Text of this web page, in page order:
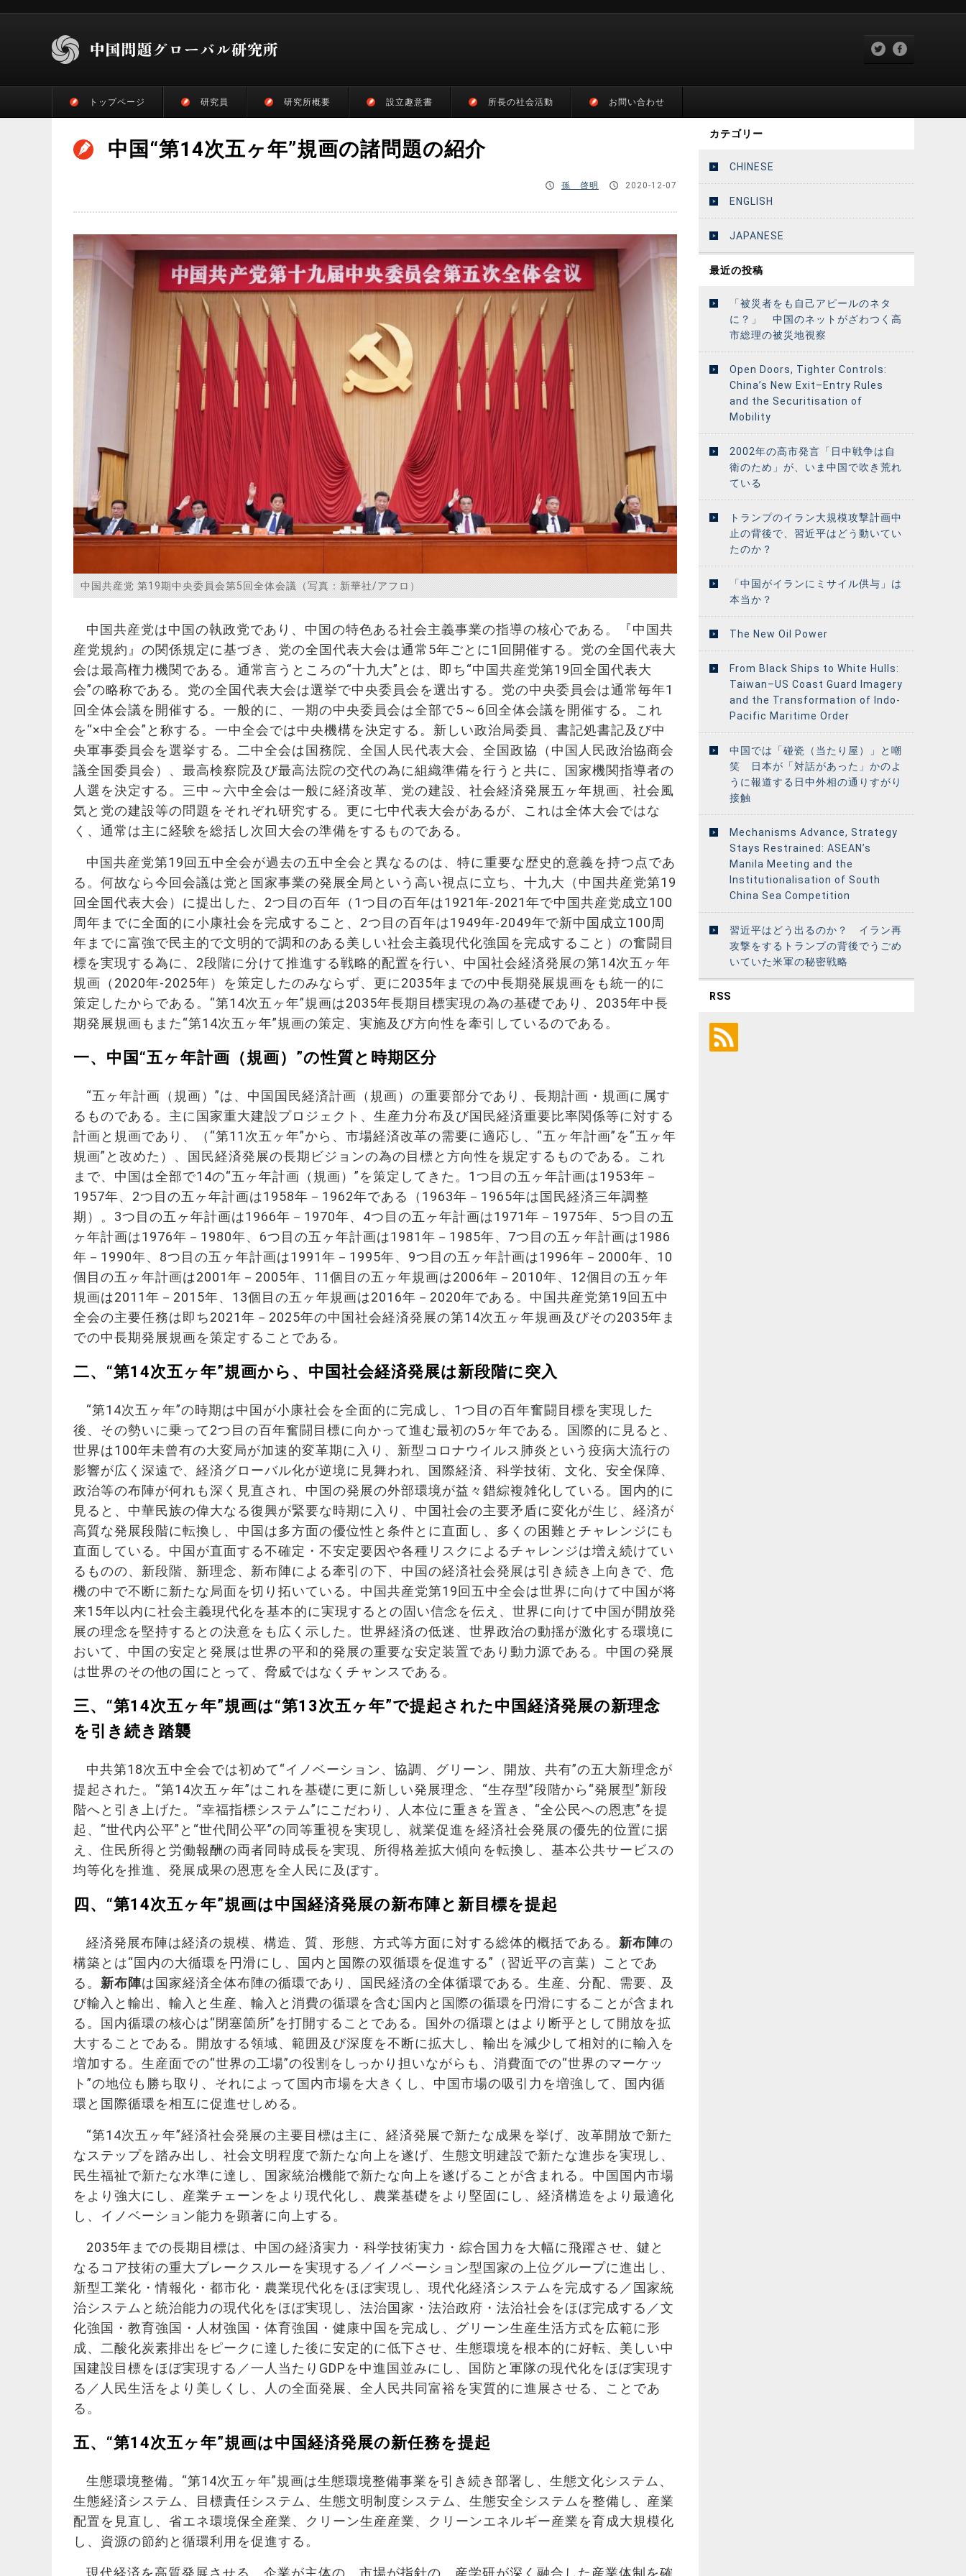
トップページ 研究員 研究所概要 設立趣意書 所長の社会活動 お問い合わせ
中国“第14次五ヶ年”規画の諸問題の紹介
孫 啓明 2020-12-07
中国共産党 第19期中央委員会第5回全体会議（写真：新華社/アフロ）
中国共産党は中国の執政党であり、中国の特色ある社会主義事業の指導の核心である。『中国共
産党規約』の関係規定に基づき、党の全国代表大会は通常5年ごとに1回開催する。党の全国代表大
会は最高権力機関である。通常言うところの“十九大”とは、即ち“中国共産党第19回全国代表大
会”の略称である。党の全国代表大会は選挙で中央委員会を選出する。党の中央委員会は通常毎年1
回全体会議を開催する。一般的に、一期の中央委員会は全部で5～6回全体会議を開催する。これ
を“×中全会”と称する。一中全会では中央機構を決定する。新しい政治局委員、書記処書記及び中
央軍事委員会を選挙する。二中全会は国務院、全国人民代表大会、全国政協（中国人民政治協商会
議全国委員会）、最高検察院及び最高法院の交代の為に組織準備を行うと共に、国家機関指導者の
人選を決定する。三中～六中全会は一般に経済改革、党の建設、社会経済発展五ヶ年規画、社会風
気と党の建設等の問題をそれぞれ研究する。更に七中代表大会があるが、これは全体大会ではな
く、通常は主に経験を総括し次回大会の準備をするものである。
中国共産党第19回五中全会が過去の五中全会と異なるのは、特に重要な歴史的意義を持つ点であ
る。何故なら今回会議は党と国家事業の発展全局という高い視点に立ち、十九大（中国共産党第19
回全国代表大会）に提出した、2つ目の百年（1つ目の百年は1921年-2021年で中国共産党成立100
周年までに全面的に小康社会を完成すること、2つ目の百年は1949年-2049年で新中国成立100周
年までに富強で民主的で文明的で調和のある美しい社会主義現代化強国を完成すること）の奮闘目
標を実現する為に、2段階に分けて推進する戦略的配置を行い、中国社会経済発展の第14次五ヶ年
規画（2020年-2025年）を策定したのみならず、更に2035年までの中長期発展規画をも統一的に
策定したからである。“第14次五ヶ年”規画は2035年長期目標実現の為の基礎であり、2035年中長
期発展規画もまた“第14次五ヶ年”規画の策定、実施及び方向性を牽引しているのである。
一、中国“五ヶ年計画（規画）”の性質と時期区分
“五ヶ年計画（規画）”は、中国国民経済計画（規画）の重要部分であり、長期計画・規画に属す
るものである。主に国家重大建設プロジェクト、生産力分布及び国民経済重要比率関係等に対する
計画と規画であり、（“第11次五ヶ年”から、市場経済改革の需要に適応し、“五ヶ年計画”を“五ヶ年
規画”と改めた）、国民経済発展の長期ビジョンの為の目標と方向性を規定するものである。これ
まで、中国は全部で14の“五ヶ年計画（規画）”を策定してきた。1つ目の五ヶ年計画は1953年－
1957年、2つ目の五ヶ年計画は1958年－1962年である（1963年－1965年は国民経済三年調整
期）。3つ目の五ヶ年計画は1966年－1970年、4つ目の五ヶ年計画は1971年－1975年、5つ目の五
ヶ年計画は1976年－1980年、6つ目の五ヶ年計画は1981年－1985年、7つ目の五ヶ年計画は1986
年－1990年、8つ目の五ヶ年計画は1991年－1995年、9つ目の五ヶ年計画は1996年－2000年、10
個目の五ヶ年計画は2001年－2005年、11個目の五ヶ年規画は2006年－2010年、12個目の五ヶ年
規画は2011年－2015年、13個目の五ヶ年規画は2016年－2020年である。中国共産党第19回五中
全会の主要任務は即ち2021年－2025年の中国社会経済発展の第14次五ヶ年規画及びその2035年ま
での中長期発展規画を策定することである。
二、“第14次五ヶ年”規画から、中国社会経済発展は新段階に突入
“第14次五ヶ年”の時期は中国が小康社会を全面的に完成し、1つ目の百年奮闘目標を実現した
後、その勢いに乗って2つ目の百年奮闘目標に向かって進む最初の5ヶ年である。国際的に見ると、
世界は100年未曾有の大変局が加速的変革期に入り、新型コロナウイルス肺炎という疫病大流行の
影響が広く深遠で、経済グローバル化が逆境に見舞われ、国際経済、科学技術、文化、安全保障、
政治等の布陣が何れも深く見直され、中国の発展の外部環境が益々錯綜複雑化している。国内的に
見ると、中華民族の偉大なる復興が緊要な時期に入り、中国社会の主要矛盾に変化が生じ、経済が
高質な発展段階に転換し、中国は多方面の優位性と条件とに直面し、多くの困難とチャレンジにも
直面している。中国が直面する不確定・不安定要因や各種リスクによるチャレンジは増え続けてい
るものの、新段階、新理念、新布陣による牽引の下、中国の経済社会発展は引き続き上向きで、危
機の中で不断に新たな局面を切り拓いている。中国共産党第19回五中全会は世界に向けて中国が将
来15年以内に社会主義現代化を基本的に実現するとの固い信念を伝え、世界に向けて中国が開放発
展の理念を堅持するとの決意をも広く示した。世界経済の低迷、世界政治の動揺が激化する環境に
おいて、中国の安定と発展は世界の平和的発展の重要な安定装置であり動力源である。中国の発展
は世界のその他の国にとって、脅威ではなくチャンスである。
三、“第14次五ヶ年”規画は“第13次五ヶ年”で提起された中国経済発展の新理念
を引き続き踏襲
中共第18次五中全会では初めて“イノベーション、協調、グリーン、開放、共有”の五大新理念が
提起された。“第14次五ヶ年”はこれを基礎に更に新しい発展理念、“生存型”段階から“発展型”新段
階へと引き上げた。“幸福指標システム”にこだわり、人本位に重きを置き、“全公民への恩恵”を提
起、“世代内公平”と“世代間公平”の同等重視を実現し、就業促進を経済社会発展の優先的位置に据
え、住民所得と労働報酬の両者同時成長を実現、所得格差拡大傾向を転換し、基本公共サービスの
均等化を推進、発展成果の恩恵を全人民に及ぼす。
四、“第14次五ヶ年”規画は中国経済発展の新布陣と新目標を提起
経済発展布陣は経済の規模、構造、質、形態、方式等方面に対する総体的概括である。 新布陣の
構築とは“国内の大循環を円滑にし、国内と国際の双循環を促進する”（習近平の言葉）ことであ
る。 新布陣は国家経済全体布陣の循環であり、国民経済の全体循環である。生産、分配、需要、及
び輸入と輸出、輸入と生産、輸入と消費の循環を含む国内と国際の循環を円滑にすることが含まれ
る。国内循環の核心は“閉塞箇所”を打開することである。国外の循環とはより断乎として開放を拡
大することである。開放する領域、範囲及び深度を不断に拡大し、輸出を減少して相対的に輸入を
増加する。生産面での“世界の工場”の役割をしっかり担いながらも、消費面での“世界のマーケッ
ト”の地位も勝ち取り、それによって国内市場を大きくし、中国市場の吸引力を増強して、国内循
環と国際循環を相互に促進せしめる。
“第14次五ヶ年”経済社会発展の主要目標は主に、経済発展で新たな成果を挙げ、改革開放で新た
なステップを踏み出し、社会文明程度で新たな向上を遂げ、生態文明建設で新たな進歩を実現し、
民生福祉で新たな水準に達し、国家統治機能で新たな向上を遂げることが含まれる。中国国内市場
をより強大にし、産業チェーンをより現代化し、農業基礎をより堅固にし、経済構造をより最適化
し、イノベーション能力を顕著に向上する。
2035年までの長期目標は、中国の経済実力・科学技術実力・綜合国力を大幅に飛躍させ、鍵と
なるコア技術の重大ブレークスルーを実現する／イノベーション型国家の上位グループに進出し、
新型工業化・情報化・都市化・農業現代化をほぼ実現し、現代化経済システムを完成する／国家統
治システムと統治能力の現代化をほぼ実現し、法治国家・法治政府・法治社会をほぼ完成する／文
化強国・教育強国・人材強国・体育強国・健康中国を完成し、グリーン生産生活方式を広範に形
成、二酸化炭素排出をピークに達した後に安定的に低下させ、生態環境を根本的に好転、美しい中
国建設目標をほぼ実現する／一人当たりGDPを中進国並みにし、国防と軍隊の現代化をほぼ実現す
る／人民生活をより美しくし、人の全面発展、全人民共同富裕を実質的に進展させる、ことであ
る。
五、“第14次五ヶ年”規画は中国経済発展の新任務を提起
生態環境整備。“第14次五ヶ年”規画は生態環境整備事業を引き続き部署し、生態文化システム、
生態経済システム、目標責任システム、生態文明制度システム、生態安全システムを整備し、産業
配置を見直し、省エネ環境保全産業、クリーン生産産業、クリーンエネルギー産業を育成大規模化
し、資源の節約と循環利用を促進する。
カテゴリー
CHINESE
ENGLISH
JAPANESE
最近の投稿
「被災者をも自己アピールのネタ
に？」 中国のネットがざわつく高
市総理の被災地視察
Open Doors, Tighter Controls:
China’s New Exit–Entry Rules
and the Securitisation of
Mobility
2002年の高市発言「日中戦争は自
衛のため」が、いま中国で吹き荒れ
ている
トランプのイラン大規模攻撃計画中
止の背後で、習近平はどう動いてい
たのか？
「中国がイランにミサイル供与」は
本当か？
The New Oil Power
From Black Ships to White Hulls:
Taiwan–US Coast Guard Imagery
and the Transformation of Indo-
Pacific Maritime Order
中国では「碰瓷（当たり屋）」と嘲
笑 日本が「対話があった」かのよ
うに報道する日中外相の通りすがり
接触
Mechanisms Advance, Strategy
Stays Restrained: ASEAN’s
Manila Meeting and the
Institutionalisation of South
China Sea Competition
習近平はどう出るのか？ イラン再
攻撃をするトランプの背後でうごめ
いていた米軍の秘密戦略
RSS